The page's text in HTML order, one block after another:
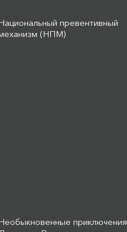
превентивный
(НПМ)
приключения